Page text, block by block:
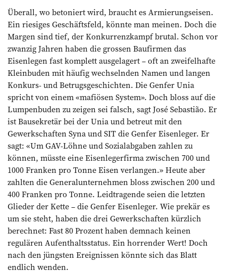
Überall, wo betoniert wird, braucht es Armierungseisen.
Ein riesiges Geschäftsfeld, könnte man meinen. Doch die
Margen sind tief, der Konkurrenzkampf brutal. Schon vor
zwanzig Jahren haben die grossen Baufirmen das
Eisenlegen fast komplett ausgelagert – oft an zweifelhafte
Kleinbuden mit häufig wechselnden Namen und langen
Konkurs- und Betrugsgeschichten. Die Genfer Unia
spricht von einem «mafiösen System». Doch bloss auf die
Lumpenbuden zu zeigen sei falsch, sagt José Sebastião. Er
ist Bausekretär bei der Unia und betreut mit den
Gewerkschaften Syna und SIT die Genfer ­Eisenleger. Er
sagt: «Um GAV-Löhne und Sozialabgaben zahlen zu
können, müsste eine Eisenlegerfirma zwischen 700 und
1000 Franken pro Tonne Eisen verlangen.» Heute aber
zahlten die Generalunternehmen bloss zwischen 200 und
400 Franken pro Tonne. Leidtragende seien die letzten
Glieder der Kette – die Genfer Eisenleger. Wie prekär es
um sie steht, haben die drei Gewerkschaften kürzlich
berechnet: Fast 80 Prozent haben demnach keinen
regulären Aufenthaltsstatus. Ein horrender Wert! Doch
nach den jüngsten Ereignissen könnte sich das Blatt
endlich wenden.